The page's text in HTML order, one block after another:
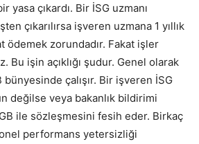
yasa çıkardı. Bir İSG uzmanı
çıkarılırsa işveren uzmana 1 yıllık
ödemek zorundadır. Fakat işler
Bu işin açıklığı şudur. Genel olarak
bünyesinde çalışır. Bir işveren İSG
değilse veya bakanlık bildirimi
ile sözleşmesini fesih eder. Birkaç
performans yetersizliği